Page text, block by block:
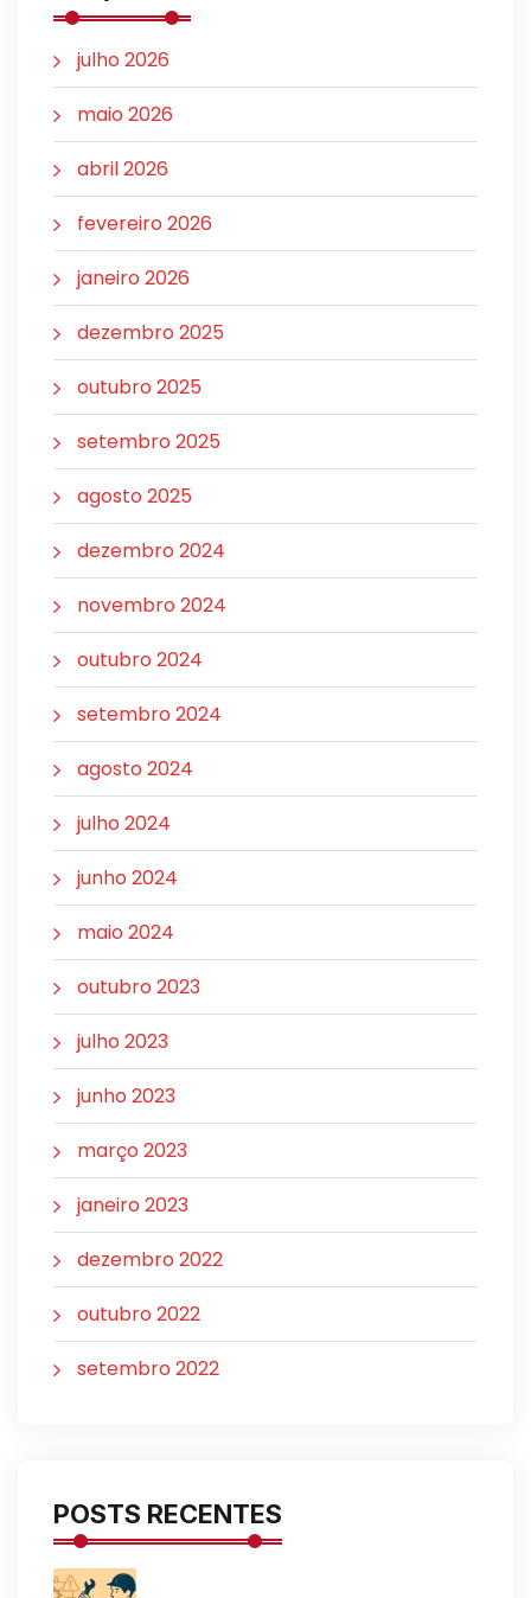
julho 2026
maio 2026
abril 2026
fevereiro 2026
janeiro 2026
dezembro 2025
outubro 2025
setembro 2025
agosto 2025
dezembro 2024
novembro 2024
outubro 2024
setembro 2024
agosto 2024
julho 2024
junho 2024
maio 2024
outubro 2023
julho 2023
junho 2023
março 2023
janeiro 2023
dezembro 2022
outubro 2022
setembro 2022
POSTS RECENTES